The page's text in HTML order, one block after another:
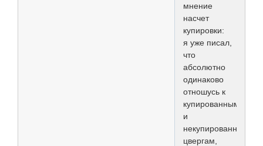
мнение
насчет
купировки:
я уже писал,
что
абсолютно
одинаково
отношусь к
купированным
и
некупированным
цвергам,